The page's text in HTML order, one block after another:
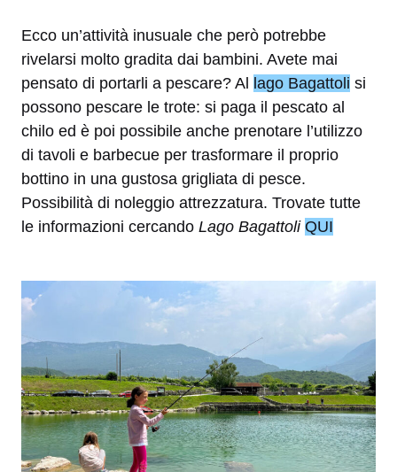
Ecco un’attività inusuale che però potrebbe
rivelarsi molto gradita dai bambini. Avete mai
pensato di portarli a pescare? Al
lago Bagattoli si
possono pescare le trote: si paga il pescato al
chilo ed è poi possibile anche prenotare l’utilizzo
di tavoli e barbecue per trasformare il proprio
bottino in una gustosa grigliata di pesce.
Possibilità di noleggio attrezzatura. Trovate tutte
le informazioni cercando Lago Bagattoli QUI